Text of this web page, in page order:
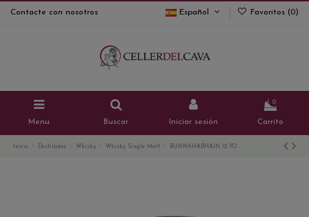
Contacte con nosotros Español Favoritos (0)
Menu Buscar Iniciar sesión
0
Carrito
Inicio Destilados Whisky Whisky Single Malt BUNNAHABHAIN 12 YO